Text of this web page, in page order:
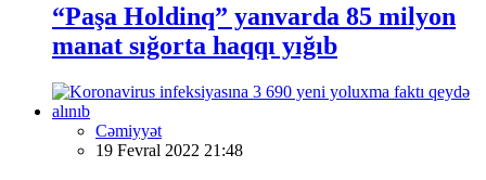
“Paşa Holdinq” yanvarda 85 milyon
manat sığorta haqqı yığıb
Cəmiyyət
19 Fevral 2022 21:48